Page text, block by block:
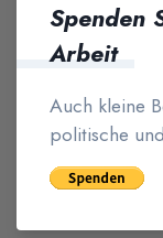
Spenden
Arbeit
Auch kleine
politische